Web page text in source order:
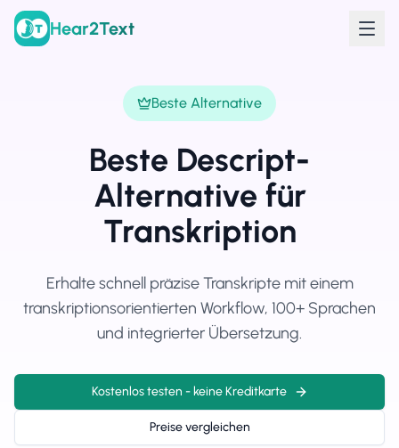
Hear2Text
Beste Alternative
Beste Descript-
Alternative für
Transkription
Erhalte schnell präzise Transkripte mit einem
transkriptionsorientierten Workflow, 100+ Sprachen
und integrierter Übersetzung.
Kostenlos testen - keine Kreditkarte
Preise vergleichen